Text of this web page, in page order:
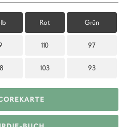
Rot Grün
110 97
103 93